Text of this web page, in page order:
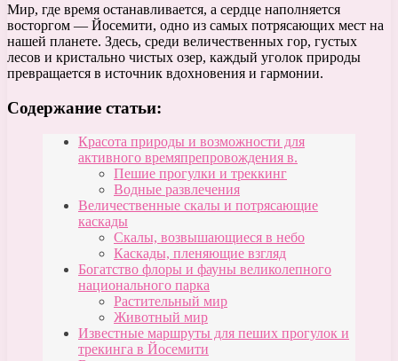
Мир, где время останавливается, а сердце наполняется
восторгом — Йосемити, одно из самых потрясающих мест на
нашей планете. Здесь, среди величественных гор, густых
лесов и кристально чистых озер, каждый уголок природы
превращается в источник вдохновения и гармонии.
Содержание статьи:
Красота природы и возможности для
активного времяпрепровождения в.
Пешие прогулки и треккинг
Водные развлечения
Величественные скалы и потрясающие
каскады
Скалы, возвышающиеся в небо
Каскады, пленяющие взгляд
Богатство флоры и фауны великолепного
национального парка
Растительный мир
Животный мир
Известные маршруты для пеших прогулок и
трекинга в Йосемити